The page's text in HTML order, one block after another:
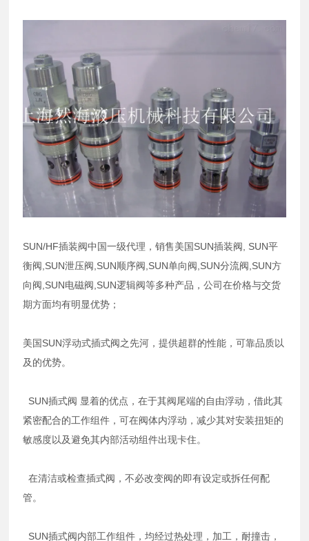
SUN/HF插装阀中国一级代理，销售美国SUN插装阀, SUN平
衡阀,SUN泄压阀,SUN顺序阀,SUN单向阀,SUN分流阀,SUN方
向阀,SUN电磁阀,SUN逻辑阀等多种产品，公司在价格与交货
期方面均有明显优势；
美国SUN浮动式插式阀之先河，提供超群的性能，可靠品质以
及的优势。
SUN插式阀 显着的优点，在于其阀尾端的自由浮动，借此其
紧密配合的工作组件，可在阀体内浮动，减少其对安装扭矩的
敏感度以及避免其内部活动组件出现卡住。
在清洁或检查插式阀，不必改变阀的即有设定或拆任何配
管。
SUN插式阀内部工作组件，均经过热处理，加工，耐撞击，